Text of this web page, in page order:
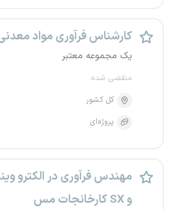
کارشناس فرآوری مواد
یک مجموعه معتبر
منقضی شده
کل کشور
پروژه‌ای
مهندس فرآوری در الکترو
و SX کارخانجات مس